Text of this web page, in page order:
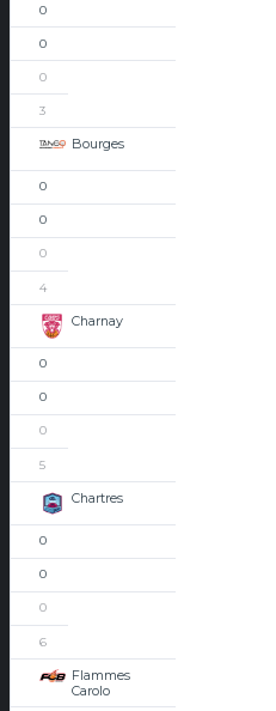
0
0
0
3
Bourges
0
0
0
4
Charnay
0
0
0
5
Chartres
0
0
0
6
Flammes
Carolo